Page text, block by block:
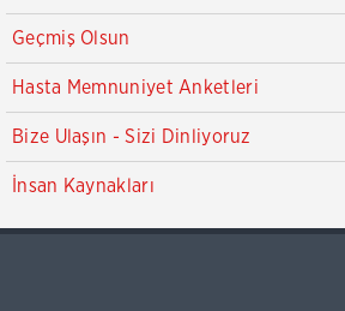
Geçmiş Olsun
Hasta Memnuniyet Anketleri
Bize Ulaşın - Sizi Dinliyoruz
İnsan Kaynakları